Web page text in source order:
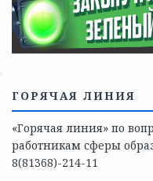
поддержки,
помощь детям и
области
СКАЖИ